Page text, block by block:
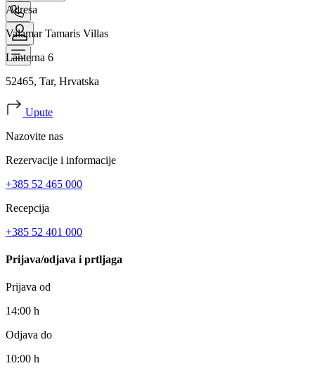
Adresa
Valamar Tamaris Villas
Lanterna 6
52465, Tar, Hrvatska
Upute
Nazovite nas
Rezervacije i informacije
+385 52 465 000
Recepcija
+385 52 401 000
Prijava/odjava i prtljaga
Prijava od
14:00 h
Odjava do
10:00 h